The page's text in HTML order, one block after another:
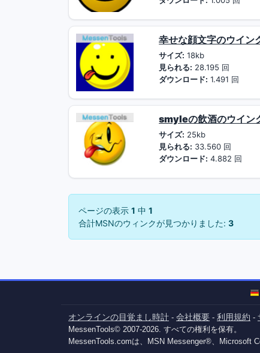
幸せな顔文字のウイン
サイズ: 18kb
見られる: 28.195 回
ダウンロード: 1.491 回
smyleの飲酒のウイン
サイズ: 25kb
見られる: 33.560 回
ダウンロード: 4.882 回
ページの表示 1 中 1
合計MSNのウィンクが見つかりました: 3
オンラインの目覚まし時計 - 会社概要 - 利用規約 -
MessenTools© 2007-2026. すべての権利を保有。
MessenTools.comは、MSN Messenger®、Microsoft